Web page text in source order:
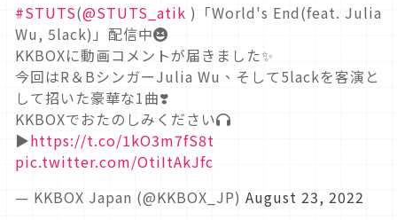
#STUTS(@STUTS_atik )「World's End(feat. Julia
Wu, 5lack)」配信中😆
KKBOXに動画コメントが届きました✨
今回はR＆BシンガーJulia Wu、そして5lackを客演と
して招いた豪華な1曲❣️
KKBOXでおたのしみください🎧
▶️https://t.co/1kO3m7fS8t
pic.twitter.com/OtiItAkJfc
— KKBOX Japan (@KKBOX_JP) August 23, 2022